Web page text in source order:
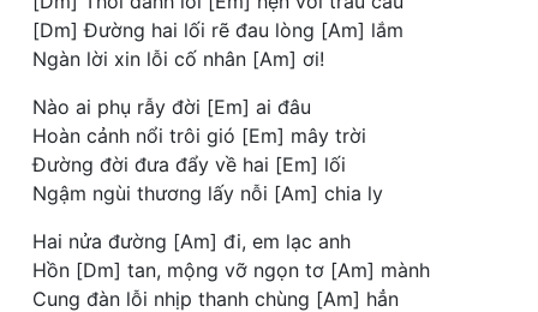
[Dm] Đường hai lối rẽ đau lòng [Am] lắm
Ngàn lời xin lỗi cố nhân [Am] ơi!
Nào ai phụ rẫy đời [Em] ai đâu
Hoàn cảnh nổi trôi gió [Em] mây trời
Đường đời đưa đẩy về hai [Em] lối
Ngậm ngùi thương lấy nỗi [Am] chia ly
Hai nửa đường [Am] đi, em lạc anh
Hồn [Dm] tan, mộng vỡ ngọn tơ [Am] mành
Cung đàn lỗi nhịp thanh chùng [Am] hẳn